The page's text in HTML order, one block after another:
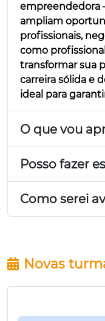
empreendedora
ampliam
profissionais,
como
transformar sua
carreira sólida e
ideal para
O que vou
Posso fazer
Como serei
Novas